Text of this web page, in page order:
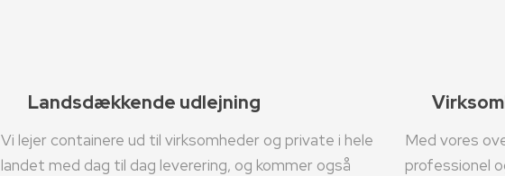
Landsdækkende udlejning
Vi lejer containere ud til virksomheder og private i hele
landet med dag til dag leverering, og kommer også
Med vores
professionel